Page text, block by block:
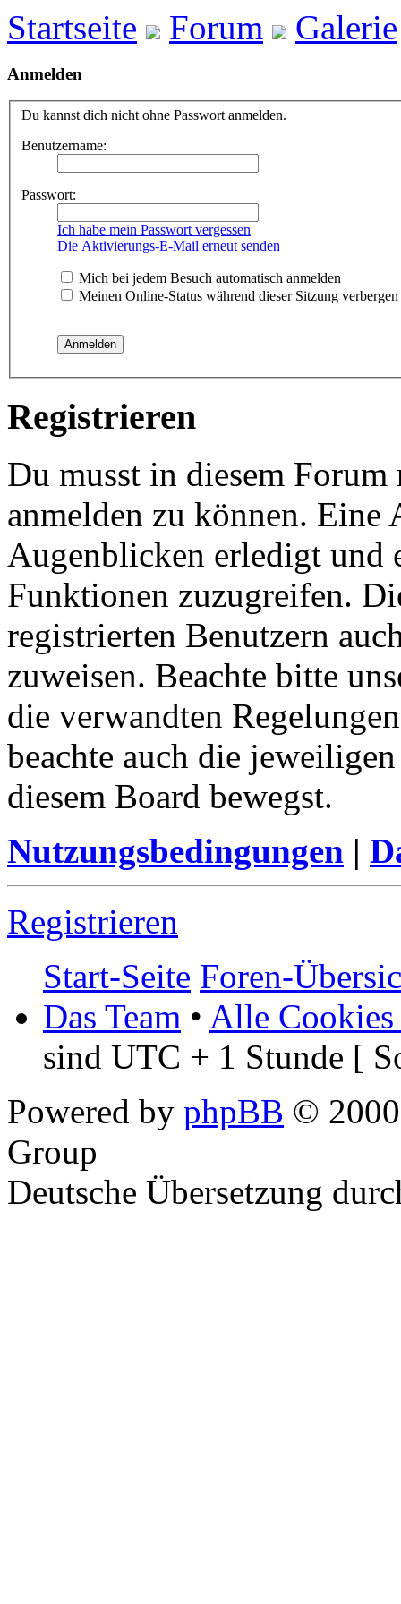
Startseite Forum Galerie
Anmelden
Du kannst dich nicht ohne Passwort anmelden.
Benutzername:
Passwort:
Ich habe mein Passwort vergessen
Die Aktivierungs-E-Mail erneut senden
Mich bei jedem Besuch automatisch anmelden
Meinen Online-Status während dieser Sitzung verbergen
Registrieren
Du musst in diesem
anmelden zu können.
Augenblicken erledigt und
Funktionen zuzugreifen.
registrierten Benutzern
zuweisen. Beachte bitte
die verwandten
beachte auch die
diesem Board bewegst.
Nutzungsbedingungen |
Registrieren
Start-Seite Foren-
Das Team • Alle Cookies
sind UTC + 1 Stunde [
Powered by phpBB ©
Group
Deutsche Übersetzung